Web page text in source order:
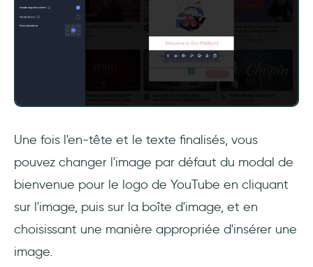
Une fois l'en-tête et le texte finalisés, vous
pouvez changer l'image par défaut du modal de
bienvenue pour le logo de YouTube en cliquant
sur l'image, puis sur la boîte d'image, et en
choisissant une manière appropriée d'insérer une
image.